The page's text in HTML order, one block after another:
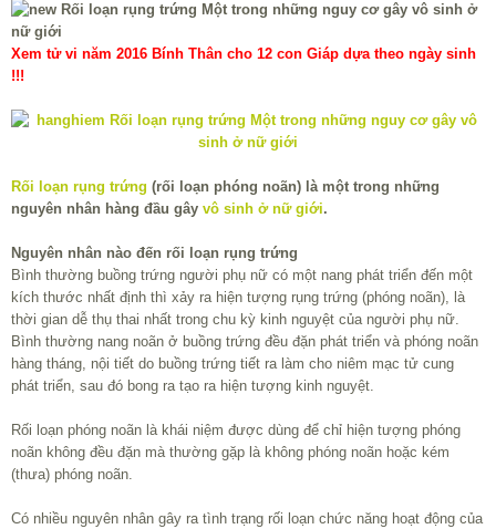
Xem tử vi năm 2016 Bính Thân cho 12 con Giáp dựa theo ngày sinh
!!!
Rối loạn rụng trứng (rối loạn phóng noãn) là một trong những
nguyên nhân hàng đầu gây vô sinh ở nữ giới.
Nguyên nhân nào đến rối loạn rụng trứng
Bình thường buồng trứng người phụ nữ có một nang phát triển đến một
kích thước nhất định thì xảy ra hiện tượng rụng trứng (phóng noãn), là
thời gian dễ thụ thai nhất trong chu kỳ kinh nguyệt của người phụ nữ.
Bình thường nang noãn ở buồng trứng đều đặn phát triển và phóng noãn
hàng tháng, nội tiết do buồng trứng tiết ra làm cho niêm mạc tử cung
phát triển, sau đó bong ra tạo ra hiện tượng kinh nguyệt.
Rối loạn phóng noãn là khái niệm được dùng để chỉ hiện tượng phóng
noãn không đều đặn mà thường gặp là không phóng noãn hoặc kém
(thưa) phóng noãn.
Có nhiều nguyên nhân gây ra tình trạng rối loạn chức năng hoạt động của